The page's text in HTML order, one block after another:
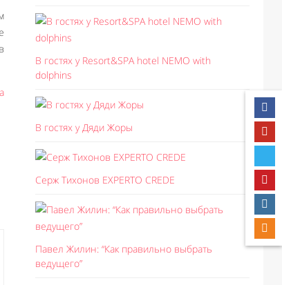
В гостях у Resort&SPA hotel NEMO with
dolphins
В гостях у Дяди Жоры
Серж Тихонов EXPERTO CREDE
Павел Жилин: “Как правильно выбрать
ведущего”